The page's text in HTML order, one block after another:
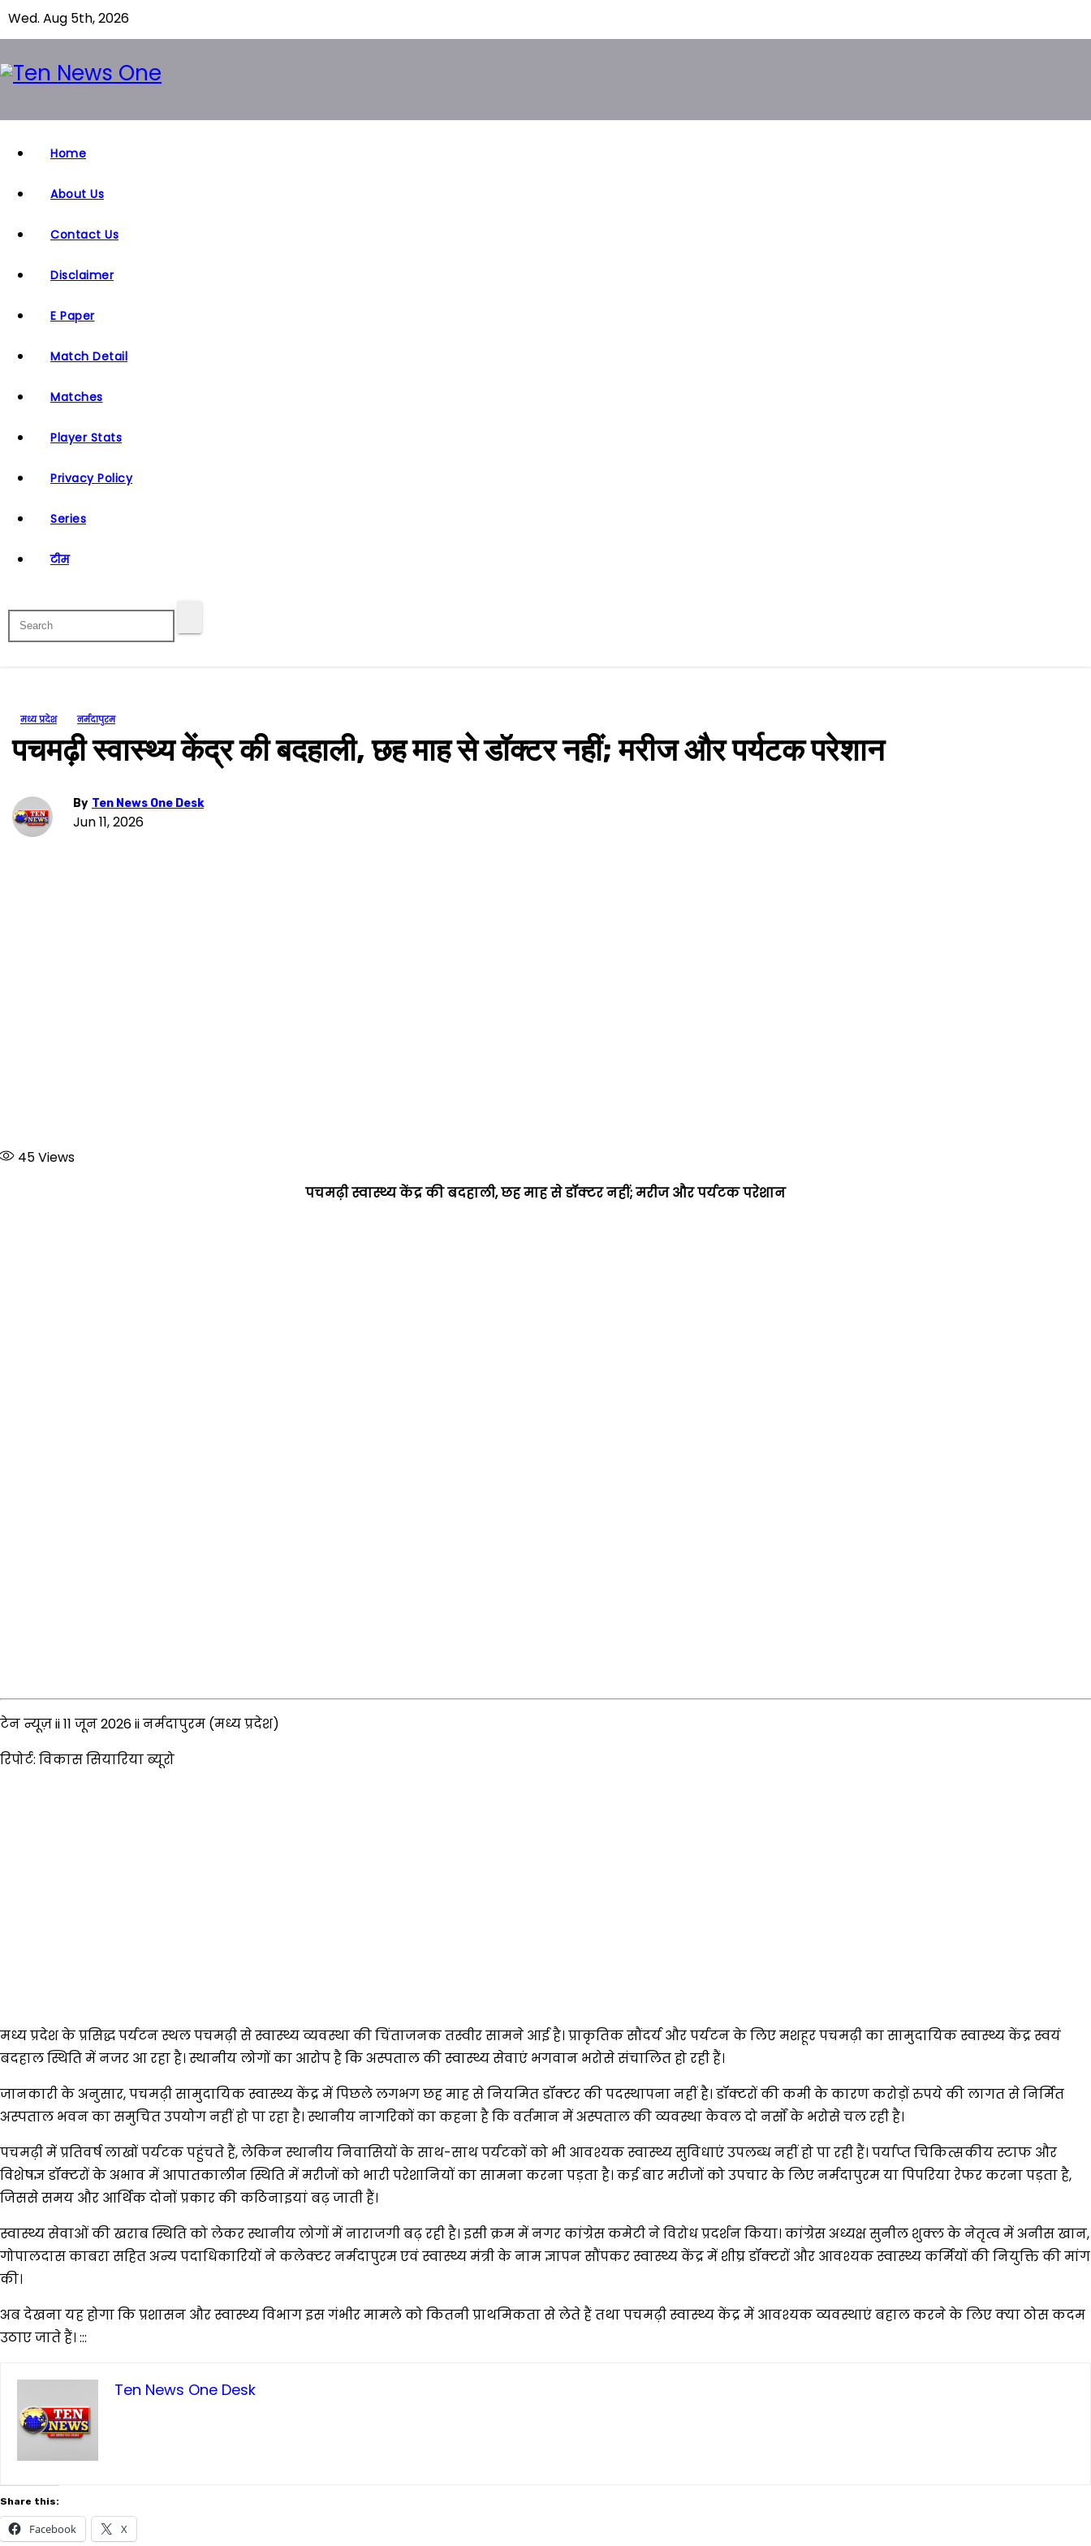
p
o
Wed. Aug 5th, 2026
Home
About Us
Contact Us
Disclaimer
E Paper
Match Detail
Matches
Player Stats
Privacy Policy
Series
टीम
मध्य प्रदेश नर्मदापुरम
पचमढ़ी स्वास्थ्य केंद्र की बदहाली, छह माह से डॉक्टर नहीं; मरीज और पर्यटक परेशान
By Ten News One Desk
Jun 11, 2026
45Views
पचमढ़ी स्वास्थ्य केंद्र की बदहाली, छह माह से डॉक्टर नहीं; मरीज और पर्यटक परेशान
टेन न्यूज़ ii 11 जून 2026 ii नर्मदापुरम (मध्य प्रदेश)
रिपोर्ट: विकास सियारिया ब्यूरो
मध्य प्रदेश के प्रसिद्ध पर्यटन स्थल पचमढ़ी से स्वास्थ्य व्यवस्था की चिंताजनक तस्वीर सामने आई है। प्राकृतिक सौंदर्य और पर्यटन के लिए मशहूर पचमढ़ी का सामुदायिक स्वास्थ्य केंद्र स्वयं
बदहाल स्थिति में नजर आ रहा है। स्थानीय लोगों का आरोप है कि अस्पताल की स्वास्थ्य सेवाएं भगवान भरोसे संचालित हो रही हैं।
जानकारी के अनुसार, पचमढ़ी सामुदायिक स्वास्थ्य केंद्र में पिछले लगभग छह माह से नियमित डॉक्टर की पदस्थापना नहीं है। डॉक्टरों की कमी के कारण करोड़ों रुपये की लागत से निर्मित
अस्पताल भवन का समुचित उपयोग नहीं हो पा रहा है। स्थानीय नागरिकों का कहना है कि वर्तमान में अस्पताल की व्यवस्था केवल दो नर्सों के भरोसे चल रही है।
पचमढ़ी में प्रतिवर्ष लाखों पर्यटक पहुंचते हैं, लेकिन स्थानीय निवासियों के साथ-साथ पर्यटकों को भी आवश्यक स्वास्थ्य सुविधाएं उपलब्ध नहीं हो पा रही हैं। पर्याप्त चिकित्सकीय स्टाफ और
विशेषज्ञ डॉक्टरों के अभाव में आपातकालीन स्थिति में मरीजों को भारी परेशानियों का सामना करना पड़ता है। कई बार मरीजों को उपचार के लिए नर्मदापुरम या पिपरिया रेफर करना पड़ता है,
जिससे समय और आर्थिक दोनों प्रकार की कठिनाइयां बढ़ जाती हैं।
स्वास्थ्य सेवाओं की खराब स्थिति को लेकर स्थानीय लोगों में नाराजगी बढ़ रही है। इसी क्रम में नगर कांग्रेस कमेटी ने विरोध प्रदर्शन किया। कांग्रेस अध्यक्ष सुनील शुक्ल के नेतृत्व में अनीस खान,
गोपालदास काबरा सहित अन्य पदाधिकारियों ने कलेक्टर नर्मदापुरम एवं स्वास्थ्य मंत्री के नाम ज्ञापन सौंपकर स्वास्थ्य केंद्र में शीघ्र डॉक्टरों और आवश्यक स्वास्थ्य कर्मियों की नियुक्ति की मांग
की।
अब देखना यह होगा कि प्रशासन और स्वास्थ्य विभाग इस गंभीर मामले को कितनी प्राथमिकता से लेते हैं तथा पचमढ़ी स्वास्थ्य केंद्र में आवश्यक व्यवस्थाएं बहाल करने के लिए क्या ठोस कदम
उठाए जाते हैं। :::
Ten News One Desk
Share this:
Facebook X